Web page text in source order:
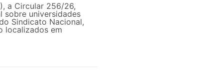
a Circular 256/26,
sobre universidades
Sindicato Nacional,
localizados em